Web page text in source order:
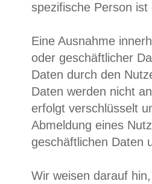
spezifische Person
Eine Ausnahme
oder geschäftlicher
Daten durch den
Daten werden nicht
erfolgt verschlüsselt
Abmeldung eines
geschäftlichen Daten
Wir weisen darauf